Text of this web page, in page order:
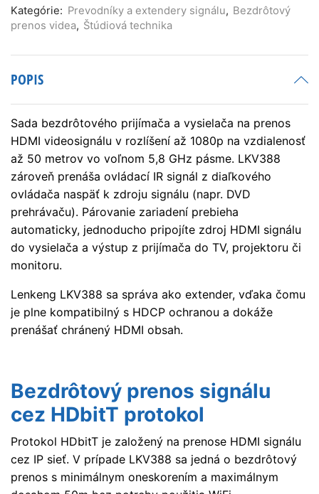
Wireless
Transmitter
Reciver
Kit
Kategórie: Prevodníky a extendery signálu, Bezdrôtový
prenos videa, Štúdiová technika
POPIS
Sada bezdrôtového prijímača a vysielača na prenos
HDMI videosignálu v rozlíšení až 1080p na vzdialenosť
až 50 metrov vo voľnom 5,8 GHz pásme. LKV388
zároveň prenáša ovládací IR signál z diaľkového
ovládača naspäť k zdroju signálu (napr. DVD
prehrávaču). Párovanie zariadení prebieha
automaticky, jednoducho pripojíte zdroj HDMI signálu
do vysielača a výstup z prijímača do TV, projektoru či
monitoru.
Lenkeng LKV388 sa správa ako extender, vďaka čomu
je plne kompatibilný s HDCP ochranou a dokáže
prenášať chránený HDMI obsah.
Bezdrôtový prenos signálu
cez HDbitT protokol
Protokol HDbitT je založený na prenose HDMI signálu
cez IP sieť. V prípade LKV388 sa jedná o bezdrôtový
prenos s minimálnym oneskorením a maximálnym